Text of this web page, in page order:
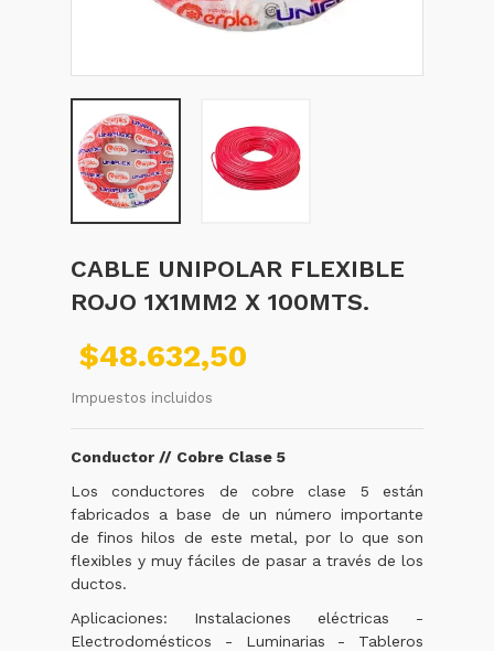
CABLE UNIPOLAR FLEXIBLE
ROJO 1X1MM2 X 100MTS.
$48.632,50
Impuestos incluidos
Conductor // Cobre Clase 5
Los conductores de cobre clase 5 están
fabricados a base de un número importante
de finos hilos de este metal, por lo que son
flexibles y muy fáciles de pasar a través de los
ductos.
Aplicaciones: Instalaciones eléctricas -
Electrodomésticos - Luminarias - Tableros